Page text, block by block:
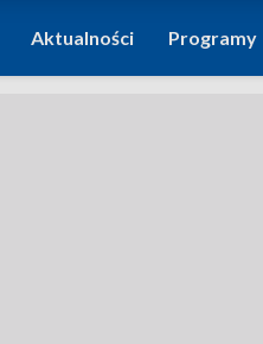
Aktualności Programy